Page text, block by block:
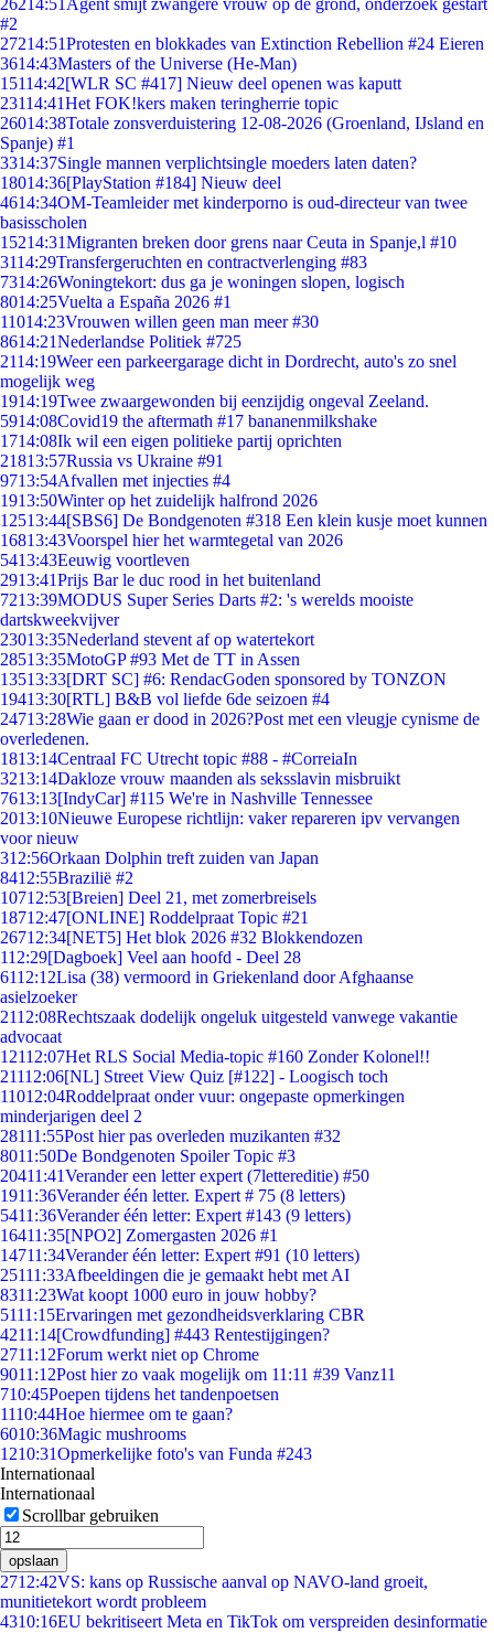
26214:51 Agent smijt zwangere vrouw op de grond, onderzoek gestart
#2
27214:51Protesten en blokkades van Extinction Rebellion #24 Eieren
3614:43Masters of the Universe (He-Man)
15114:42[WLR SC #417] Nieuw deel openen was kaputt
23114:41Het FOK!kers maken teringherrie topic
26014:38Totale zonsverduistering 12-08-2026 (Groenland, IJsland en
Spanje) #1
3314:37Single mannen verplichtsingle moeders laten daten?
18014:36[PlayStation #184] Nieuw deel
4614:34OM-Teamleider met kinderporno is oud-directeur van twee
basisscholen
15214:31Migranten breken door grens naar Ceuta in Spanje,l #10
3114:29Transfergeruchten en contractverlenging #83
7314:26Woningtekort: dus ga je woningen slopen, logisch
8014:25Vuelta a España 2026 #1
11014:23Vrouwen willen geen man meer #30
8614:21Nederlandse Politiek #725
2114:19Weer een parkeergarage dicht in Dordrecht, auto's zo snel
mogelijk weg
1914:19Twee zwaargewonden bij eenzijdig ongeval Zeeland.
5914:08Covid19 the aftermath #17 bananenmilkshake
1714:08Ik wil een eigen politieke partij oprichten
21813:57Russia vs Ukraine #91
9713:54Afvallen met injecties #4
1913:50Winter op het zuidelijk halfrond 2026
12513:44[SBS6] De Bondgenoten #318 Een klein kusje moet kunnen
16813:43Voorspel hier het warmtegetal van 2026
5413:43Eeuwig voortleven
2913:41Prijs Bar le duc rood in het buitenland
7213:39MODUS Super Series Darts #2: 's werelds mooiste
dartskweekvijver
23013:35Nederland stevent af op watertekort
28513:35MotoGP #93 Met de TT in Assen
13513:33[DRT SC] #6: RendacGoden sponsored by TONZON
19413:30[RTL] B&B vol liefde 6de seizoen #4
24713:28Wie gaan er dood in 2026?Post met een vleugje cynisme de
overledenen.
1813:14Centraal FC Utrecht topic #88 - #CorreiaIn
3213:14Dakloze vrouw maanden als seksslavin misbruikt
7613:13[IndyCar] #115 We're in Nashville Tennessee
2013:10Nieuwe Europese richtlijn: vaker repareren ipv vervangen
voor nieuw
312:56Orkaan Dolphin treft zuiden van Japan
8412:55Brazilië #2
10712:53[Breien] Deel 21, met zomerbreisels
18712:47[ONLINE] Roddelpraat Topic #21
26712:34[NET5] Het blok 2026 #32 Blokkendozen
112:29[Dagboek] Veel aan hoofd - Deel 28
6112:12Lisa (38) vermoord in Griekenland door Afghaanse
asielzoeker
2112:08Rechtszaak dodelijk ongeluk uitgesteld vanwege vakantie
advocaat
12112:07Het RLS Social Media-topic #160 Zonder Kolonel!!
21112:06[NL] Street View Quiz [#122] - Loogisch toch
11012:04Roddelpraat onder vuur: ongepaste opmerkingen
minderjarigen deel 2
28111:55Post hier pas overleden muzikanten #32
8011:50De Bondgenoten Spoiler Topic #3
20411:41Verander een letter expert (7lettereditie) #50
1911:36Verander één letter. Expert # 75 (8 letters)
5411:36Verander één letter: Expert #143 (9 letters)
16411:35[NPO2] Zomergasten 2026 #1
14711:34Verander één letter: Expert #91 (10 letters)
25111:33Afbeeldingen die je gemaakt hebt met AI
8311:23Wat koopt 1000 euro in jouw hobby?
5111:15Ervaringen met gezondheidsverklaring CBR
4211:14[Crowdfunding] #443 Rentestijgingen?
2711:12Forum werkt niet op Chrome
9011:12Post hier zo vaak mogelijk om 11:11 #39 Vanz11
710:45Poepen tijdens het tandenpoetsen
1110:44Hoe hiermee om te gaan?
6010:36Magic mushrooms
1210:31Opmerkelijke foto's van Funda #243
Internationaal
Internationaal
Scrollbar gebruiken
opslaan
2712:42VS: kans op Russische aanval op NAVO-land groeit,
munitietekort wordt probleem
4310:16EU bekritiseert Meta en TikTok om verspreiden desinformatie